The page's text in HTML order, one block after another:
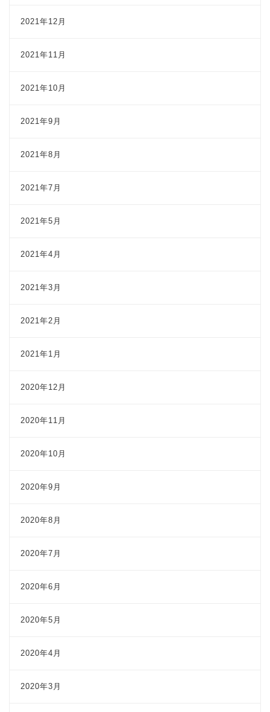
2021年12月
2021年11月
2021年10月
2021年9月
2021年8月
2021年7月
2021年5月
2021年4月
2021年3月
2021年2月
2021年1月
2020年12月
2020年11月
2020年10月
2020年9月
2020年8月
2020年7月
2020年6月
2020年5月
2020年4月
2020年3月